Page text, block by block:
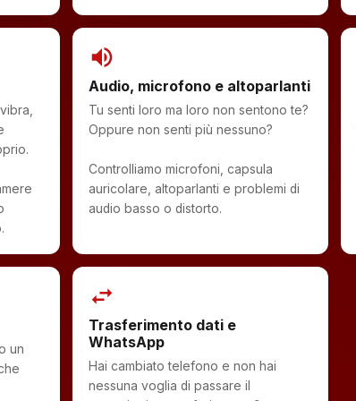
volume_up
Audio, microfono e altoparlanti
Tu senti loro ma loro non sentono te?
Oppure non senti più nessuno?
Controlliamo microfoni, capsula
auricolare, altoparlanti e problemi di
audio basso o distorto.
un
swap_horiz
Trasferimento dati e
WhatsApp
Hai cambiato telefono e non hai
nessuna voglia di passare il